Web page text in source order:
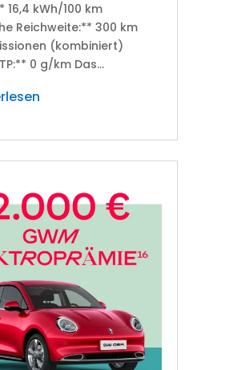
16,4 kWh/100 km
Reichweite:** 300 km
(kombiniert)
0 g/km Das...